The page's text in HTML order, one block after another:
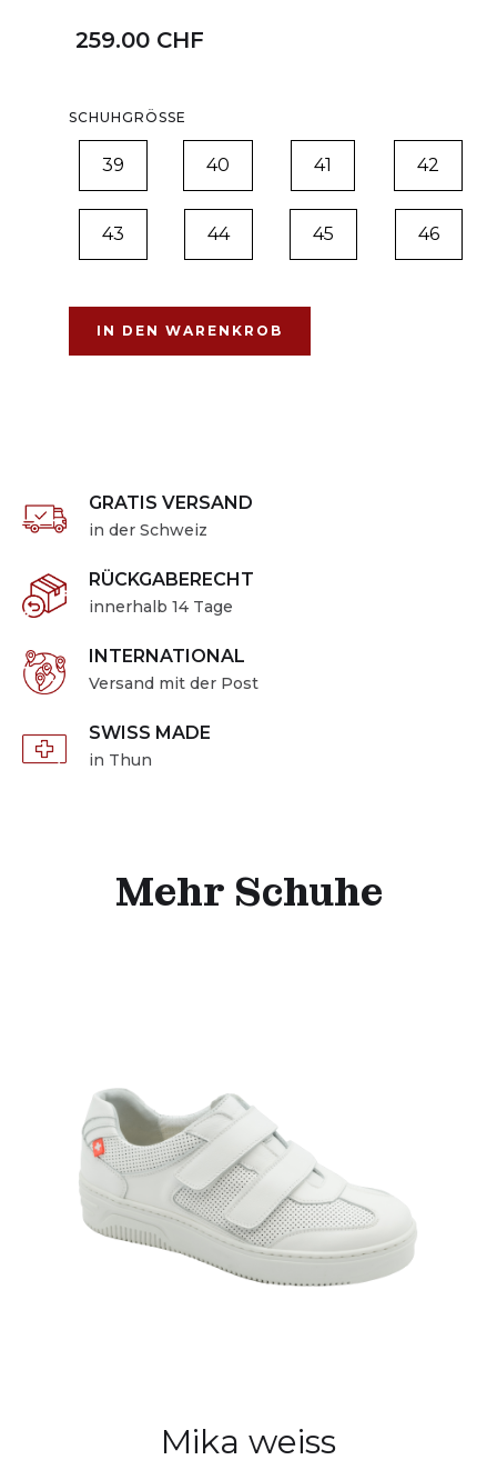
259.00 CHF
SCHUHGRÖSSE
39 40 41 42
43 44 45 46
GRATIS VERSAND
in der Schweiz
RÜCKGABERECHT
innerhalb 14 Tage
INTERNATIONAL
Versand mit der Post
SWISS MADE
in Thun
Mehr Schuhe
Mika weiss